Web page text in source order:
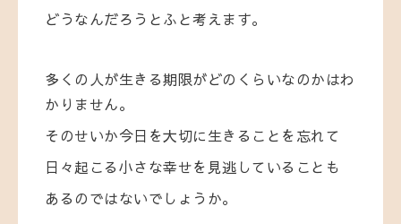
どうなんだろうとふと考えます。
多くの人が生きる期限がどのくらいなのかはわ
かりません。
そのせいか今日を大切に生きることを忘れて
日々起こる小さな幸せを見逃していることも
あるのではないでしょうか。